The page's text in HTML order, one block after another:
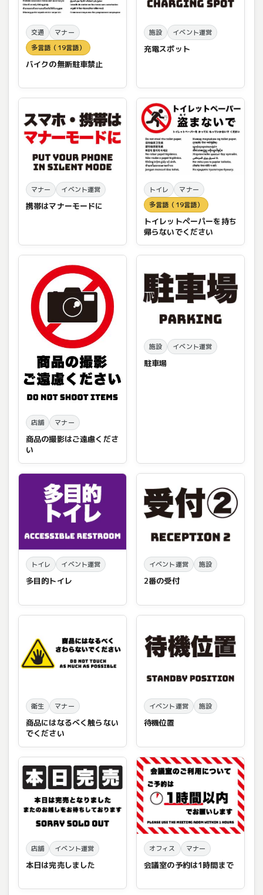
交通
マナー
多言語（19言語）
バイクの無断駐車禁止
施設 イベント運営
充電スポット
マナー イベント運営
携帯はマナーモードに
トイレ
マナー
多言語（19言語）
トイレットペーパーを持ち
帰らないでください
店舗 マナー
商品の撮影はご遠慮くださ
い
施設 イベント運営
駐車場
トイレ イベント運営
多目的トイレ
イベント運営 施設
2番の受付
衛生 マナー
商品にはなるべく触らない
でください
イベント運営 施設
待機位置
店舗 イベント運営
本日は完売しました
オフィス マナー
会議室の予約は1時間まで